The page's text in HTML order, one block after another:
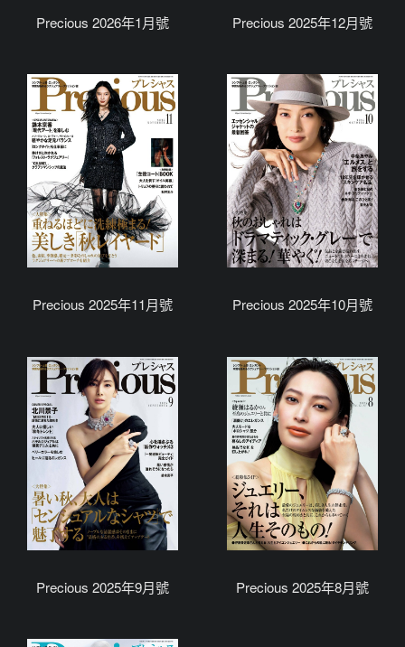
Precious 2026年1月號 Precious 2025年12月號
Precious 2025年11月號 Precious 2025年10月號
Precious 2025年9月號 Precious 2025年8月號